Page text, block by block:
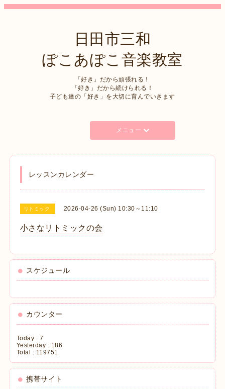
日田市三和
ぽこあぽこ音楽教室
「好き」だから頑張れる！
「好き」だから続けられる！
子ども達の「好き」を大切に育んでいきます
メニュー
レッスンカレンダー
リトミック 2026-04-26 (Sun) 10:30～11:10
小さなリトミックの会
スケジュール
カウンター
Today : 7
Yesterday : 186
Total : 119751
携帯サイト